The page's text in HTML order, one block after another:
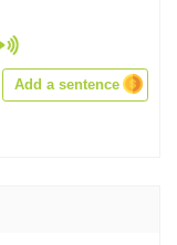
Add a sentence